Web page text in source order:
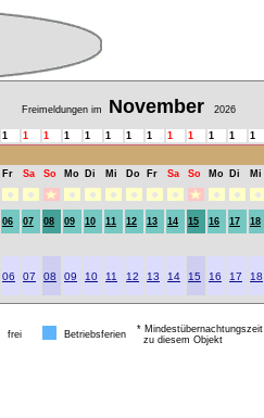
Freimeldungen im November 2026
1 1 1 1 1 1 1 1 1 1 1 1 1
Fr Sa So Mo Di Mi Do Fr Sa So Mo Di Mi
06 07 08 09 10 11 12 13 14 15 16 17 18
06 07 08 09 10 11 12 13 14 15 16 17 18
frei Betriebsferien
* Mindestübernachtungszeit
zu diesem Objekt